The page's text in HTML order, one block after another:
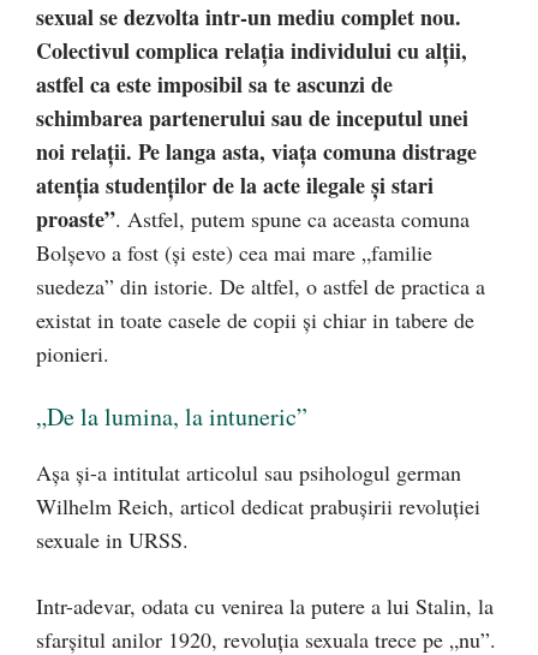
sexual se dezvolta intr-un mediu complet nou.
Colectivul complica relația individului cu alții,
astfel ca este imposibil sa te ascunzi de
schimbarea partenerului sau de inceputul unei
noi relații. Pe langa asta, viața comuna distrage
atenția studenților de la acte ilegale și stari
proaste”. Astfel, putem spune ca aceasta comuna
Bolșevo a fost (și este) cea mai mare „familie
suedeza” din istorie. De altfel, o astfel de practica a
existat in toate casele de copii și chiar in tabere de
pionieri.
„De la lumina, la intuneric”
Așa și-a intitulat articolul sau psihologul german
Wilhelm Reich, articol dedicat prabușirii revoluției
sexuale in URSS.
Intr-adevar, odata cu venirea la putere a lui Stalin, la
sfarșitul anilor 1920, revoluția sexuala trece pe „nu”.